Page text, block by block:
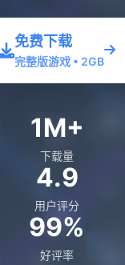
免费下载
完整版游戏 • 2GB
1M+
下载量
4.9
用户评分
99%
好评率